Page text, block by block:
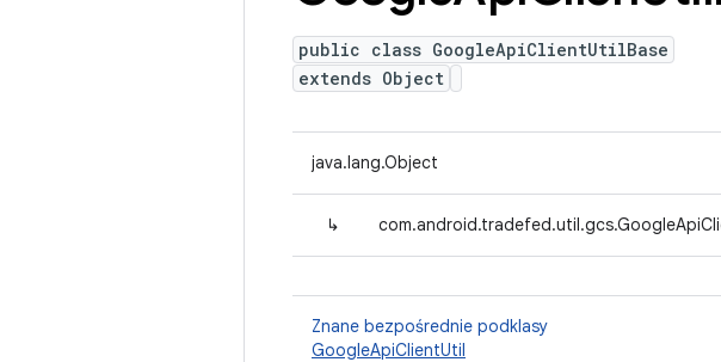
public class GoogleApiClientUtilBase
extends Object
java.lang.Object
↳
Znane bezpośrednie podklasy
GoogleApiClientUtil